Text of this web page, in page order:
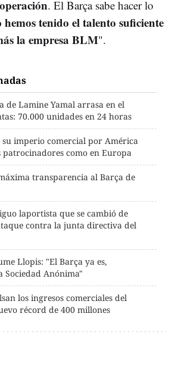
. El Barça sabe hacer lo
hemos tenido el talento suficiente
la empresa BLM".
de Lamine Yamal arrasa en el
70.000 unidades en 24 horas
su imperio comercial por América
patrocinadores como en Europa
transparencia al Barça de
laportista que se cambió de
contra la junta directiva del
Llopis: "El Barça ya es,
Sociedad Anónima"
los ingresos comerciales del
récord de 400 millones